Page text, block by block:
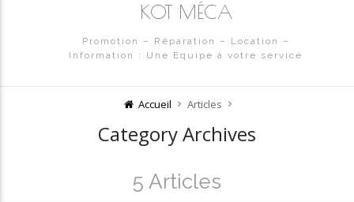
KOT MÉCA
Promotion – Réparation – Location –
Information : Une Equipe à votre service
Accueil Articles
Category Archives
5 Articles